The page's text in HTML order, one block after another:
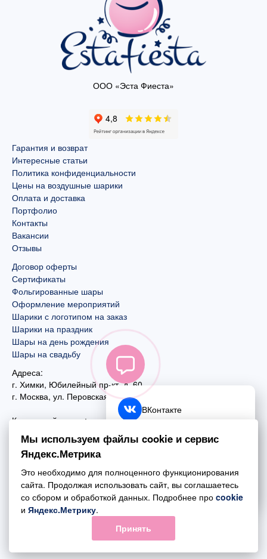
ООО «Эста Фиеста»
Гарантия и возврат
Интересные статьи
Политика конфиденциальности
Цены на воздушные шарики
Оплата и доставка
Портфолио
Контакты
Вакансии
Отзывы
Договор оферты
Сертификаты
Фольгированные шары
Оформление мероприятий
Шарики с логотипом на заказ
Шарики на праздник
Шары на день рождения
Шары на свадьбу
Адреса:
г. Химки, Юбилейный пр-кт, д. 60
г. Москва, ул. Перовская, д. 59
Контактный номер:
+7 (495) 970-44-75
Почта:
mail@esta-fiesta.ru
Режим работы интернет-магазина:
ПН-ВС с 09:00 до 21:00
ВКонтакте
Telegram
Обратный звонок
Мы используем файлы cookie и сервис
Яндекс.Метрика
Это необходимо для полноценного функционирования
сайта. Продолжая использовать сайт, вы соглашаетесь
со сбором и обработкой данных. Подробнее про cookie
и Яндекс.Метрику.
Принять